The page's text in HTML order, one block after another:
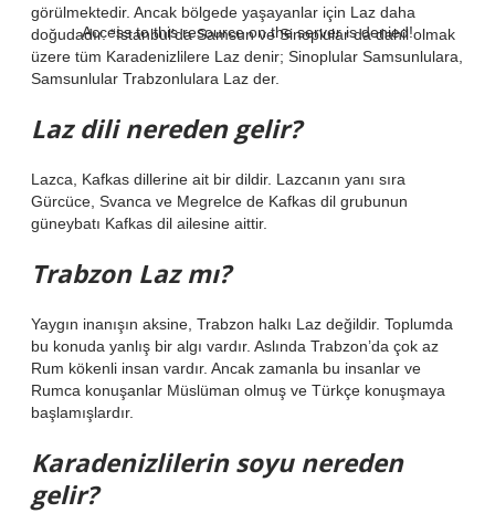
görülmektedir. Ancak bölgede yaşayanlar için Laz daha
doğudadır. “İstanbul’da Samsun ve Sinoplular da dahil olmak
üzere tüm Karadenizlilere Laz denir; Sinoplular Samsunlulara,
Samsunlular Trabzonlulara Laz der.
Laz dili nereden gelir?
Lazca, Kafkas dillerine ait bir dildir. Lazcanın yanı sıra
Gürcüce, Svanca ve Megrelce de Kafkas dil grubunun
güneybatı Kafkas dil ailesine aittir.
Trabzon Laz mı?
Yaygın inanışın aksine, Trabzon halkı Laz değildir. Toplumda
bu konuda yanlış bir algı vardır. Aslında Trabzon’da çok az
Rum kökenli insan vardır. Ancak zamanla bu insanlar ve
Rumca konuşanlar Müslüman olmuş ve Türkçe konuşmaya
başlamışlardır.
Karadenizlilerin soyu nereden
gelir?
Access to this resource on the server is denied!